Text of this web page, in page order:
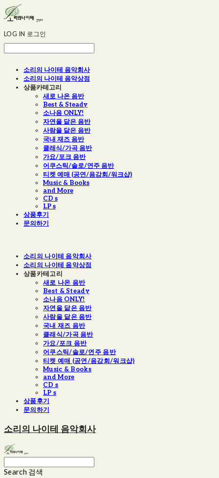
LOG IN 로그인
소리의 나이테 음악회사
소리의 나이테 음악상점
상품카테고리
새로 나온 음반
Best & Steady
소나음 ONLY!
자연을 닮은 음반
사람을 닮은 음반
국내 재즈 음반
클래식/가곡 음반
가요/포크 음반
어쿠스틱/솔로/연주 음반
티켓 예매 (공연/음감회/워크샵)
Music & Books
and More
CD s
LP s
상품후기
문의하기
소리의 나이테 음악회사
소리의 나이테 음악상점
상품카테고리
새로 나온 음반
Best & Steady
소나음 ONLY!
자연을 닮은 음반
사람을 닮은 음반
국내 재즈 음반
클래식/가곡 음반
가요/포크 음반
어쿠스틱/솔로/연주 음반
티켓 예매 (공연/음감회/워크샵)
Music & Books
and More
CD s
LP s
상품후기
문의하기
소리의 나이테 음악회사
Search 검색